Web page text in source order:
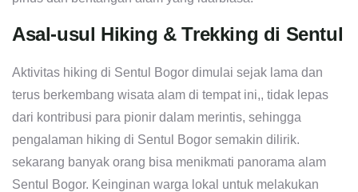
Asal-usul Hiking & Trekking di Sentul
Aktivitas hiking di Sentul Bogor dimulai sejak lama dan
terus berkembang wisata alam di tempat ini,, tidak lepas
dari kontribusi para pionir dalam merintis, sehingga
pengalaman hiking di Sentul Bogor semakin dilirik.
sekarang banyak orang bisa menikmati panorama alam
Sentul Bogor. Keinginan warga lokal untuk melakukan